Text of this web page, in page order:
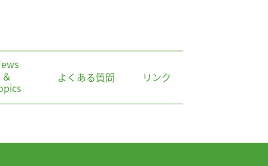
＆
よくある質問 リンク